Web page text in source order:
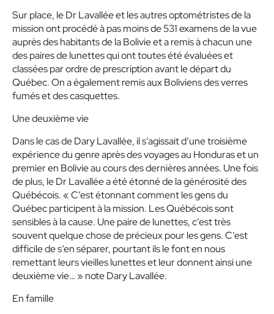
Sur place, le Dr Lavallée et les autres optométristes de la
mission ont procédé à pas moins de 531 examens de la vue
auprès des habitants de la Bolivie et a remis à chacun une
des paires de lunettes qui ont toutes été évaluées et
classées par ordre de prescription avant le départ du
Québec. On a également remis aux Boliviens des verres
fumés et des casquettes.
Une deuxième vie
Dans le cas de Dary Lavallée, il s’agissait d’une troisième
expérience du genre après des voyages au Honduras et un
premier en Bolivie au cours des dernières années. Une fois
de plus, le Dr Lavallée a été étonné de la générosité des
Québécois. « C’est étonnant comment les gens du
Québec participent à la mission. Les Québécois sont
sensibles à la cause. Une paire de lunettes, c’est très
souvent quelque chose de précieux pour les gens. C’est
difficile de s’en séparer, pourtant ils le font en nous
remettant leurs vieilles lunettes et leur donnent ainsi une
deuxième vie… » note Dary Lavallée.
En famille